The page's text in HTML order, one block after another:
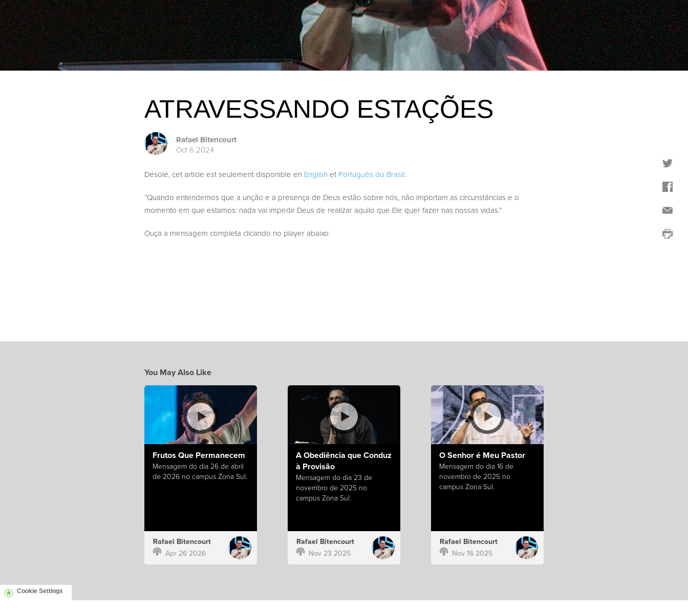
ATRAVESSANDO ESTAÇÕES
Rafael Bitencourt
Oct 6 2024
Désolé, cet article est seulement disponible en English et Português do Brasil.
“Quando entendemos que a unção e a presença de Deus estão sobre nós, não importam as circunstâncias e o
momento em que estamos: nada vai impedir Deus de realizar aquilo que Ele quer fazer nas nossas vidas.”
Ouça a mensagem completa clicando no player abaixo:
You May Also Like
Frutos Que Permanecem
Mensagem do dia 26 de abril
de 2026 no campus Zona Sul.
Rafael Bitencourt
Apr 26 2026
A Obediência que Conduz
à Provisão
Mensagem do dia 23 de
novembro de 2025 no
campus Zona Sul.
Rafael Bitencourt
Nov 23 2025
O Senhor é Meu Pastor
Mensagem do dia 16 de
novembro de 2025 no
campus Zona Sul.
Rafael Bitencourt
Nov 16 2025
Cookie Settings